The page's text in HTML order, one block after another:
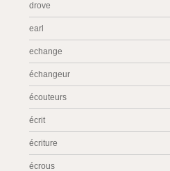
drove
earl
echange
échangeur
écouteurs
écrit
écriture
écrous